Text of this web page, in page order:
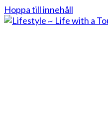
Hoppa till innehåll